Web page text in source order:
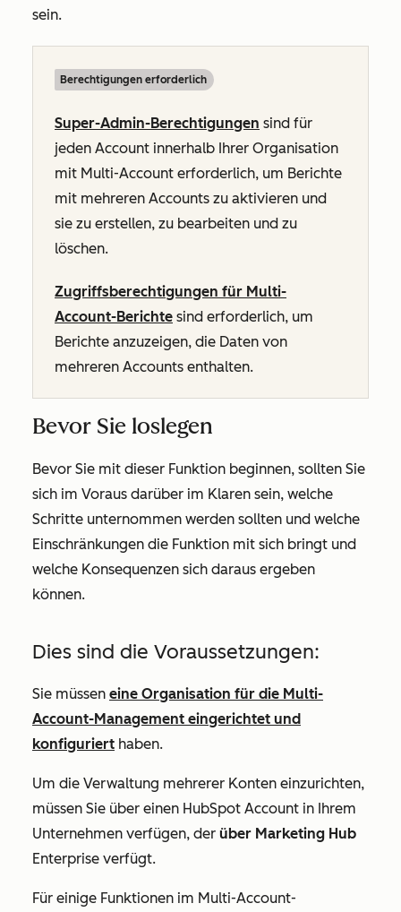
sein.
Berechtigungen erforderlich
Super-Admin-Berechtigungen sind für
jeden Account innerhalb Ihrer Organisation
mit Multi-Account erforderlich, um Berichte
mit mehreren Accounts zu aktivieren und
sie zu erstellen, zu bearbeiten und zu
löschen.
Zugriffsberechtigungen für Multi-
Account-Berichte sind erforderlich, um
Berichte anzuzeigen, die Daten von
mehreren Accounts enthalten.
Bevor Sie loslegen
Bevor Sie mit dieser Funktion beginnen, sollten Sie
sich im Voraus darüber im Klaren sein, welche
Schritte unternommen werden sollten und welche
Einschränkungen die Funktion mit sich bringt und
welche Konsequenzen sich daraus ergeben
können.
Dies sind die Voraussetzungen:
Sie müssen eine Organisation für die Multi-
Account-Management eingerichtet und
konfiguriert haben.
Um die Verwaltung mehrerer Konten einzurichten,
müssen Sie über einen HubSpot Account in Ihrem
Unternehmen verfügen, der über Marketing Hub
Enterprise verfügt.
Für einige Funktionen im Multi-Account-